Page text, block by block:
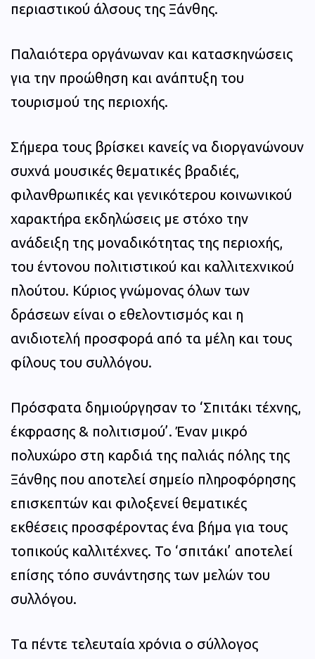
περιαστικού άλσους της Ξάνθης.
Παλαιότερα οργάνωναν και κατασκηνώσεις
για την προώθηση και ανάπτυξη του
τουρισμού της περιοχής.
Σήμερα τους βρίσκει κανείς να διοργανώνουν
συχνά μουσικές θεματικές βραδιές,
φιλανθρωπικές και γενικότερου κοινωνικού
χαρακτήρα εκδηλώσεις με στόχο την
ανάδειξη της μοναδικότητας της περιοχής,
του έντονου πολιτιστικού και καλλιτεχνικού
πλούτου. Κύριος γνώμονας όλων των
δράσεων είναι ο εθελοντισμός και η
ανιδιοτελή προσφορά από τα μέλη και τους
φίλους του συλλόγου.
Πρόσφατα δημιούργησαν το ‘Σπιτάκι τέχνης,
έκφρασης & πολιτισμού’. Έναν μικρό
πολυχώρο στη καρδιά της παλιάς πόλης της
Ξάνθης που αποτελεί σημείο πληροφόρησης
επισκεπτών και φιλοξενεί θεματικές
εκθέσεις προσφέροντας ένα βήμα για τους
τοπικούς καλλιτέχνες. Το ‘σπιτάκι’ αποτελεί
επίσης τόπο συνάντησης των μελών του
συλλόγου.
Τα πέντε τελευταία χρόνια ο σύλλογος